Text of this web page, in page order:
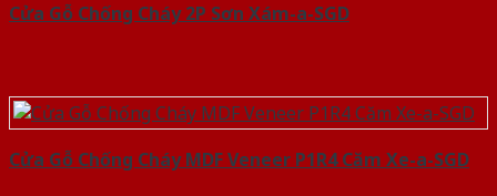
Cửa Gỗ Chống Cháy 2P Sơn Xám-a-SGD
Cửa Gỗ Chống Cháy MDF Veneer P1R4 Căm Xe-a-SGD